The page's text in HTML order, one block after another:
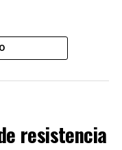
1/Bloque 2
libre. Sólo tenés
MUresistencia